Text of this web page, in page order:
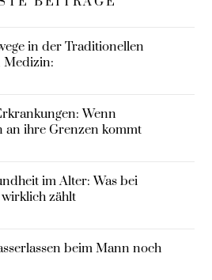
in der Traditionellen
Medizin:
Wenn
an ihre Grenzen kommt
im Alter: Was bei
zählt
beim Mann noch